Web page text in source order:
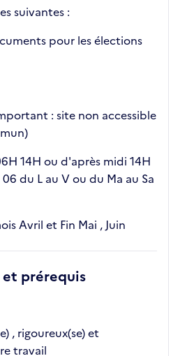
suivantes :
pour les élections
: site non accessible
14H ou d'après midi 14H
du L au V ou du Ma au Sa
Avril et Fin Mai , Juin
prérequis
, rigoureux(se) et
travail